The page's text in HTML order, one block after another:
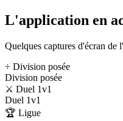
L'application en
Quelques captures d'écran
÷ Division posée
Division posée
⚔️ Duel 1v1
Duel 1v1
🏆 Ligue